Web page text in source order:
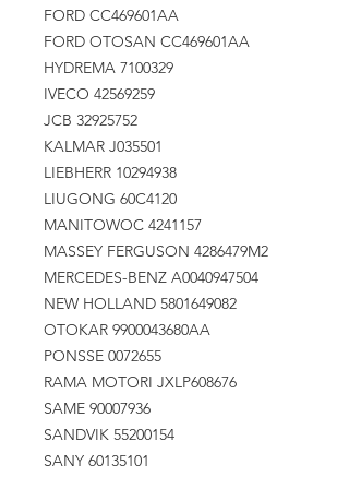
FORD CC469601AA
FORD OTOSAN CC469601AA
HYDREMA 7100329
IVECO 42569259
JCB 32925752
KALMAR J035501
LIEBHERR 10294938
LIUGONG 60C4120
MANITOWOC 4241157
MASSEY FERGUSON 4286479M2
MERCEDES-BENZ A0040947504
NEW HOLLAND 5801649082
OTOKAR 9900043680AA
PONSSE 0072655
RAMA MOTORI JXLP608676
SAME 90007936
SANDVIK 55200154
SANY 60135101